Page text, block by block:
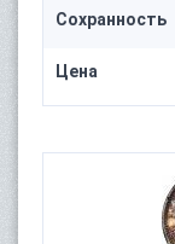
Сохранность
Цена